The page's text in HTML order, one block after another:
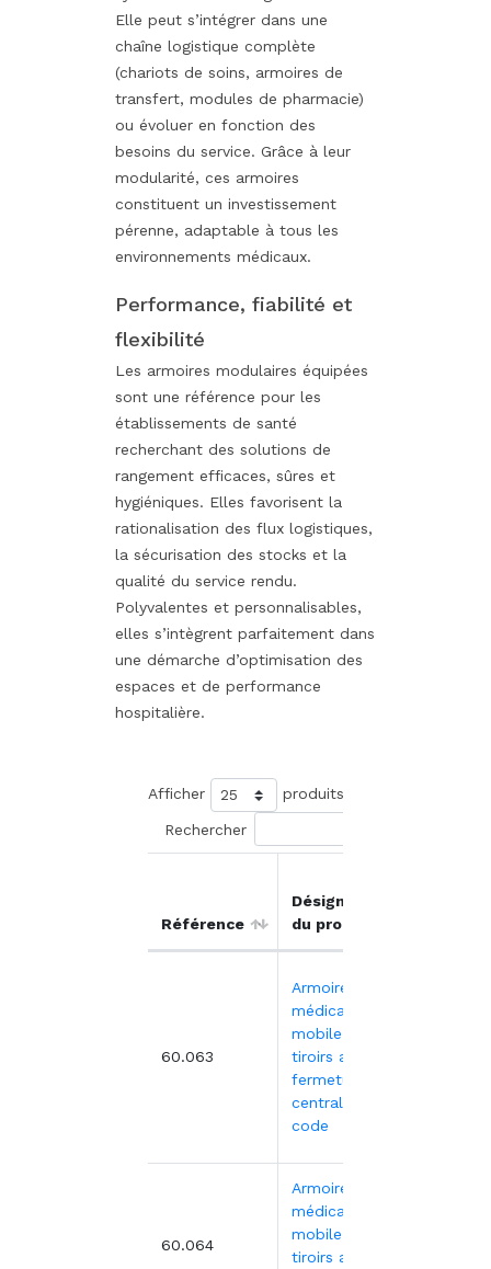
Elle peut s’intégrer dans une
chaîne logistique complète
(chariots de soins, armoires de
transfert, modules de pharmacie)
ou évoluer en fonction des
besoins du service. Grâce à leur
modularité, ces armoires
constituent un investissement
pérenne, adaptable à tous les
environnements médicaux.
Performance, fiabilité et
flexibilité
Les armoires modulaires équipées
sont une référence pour les
établissements de santé
recherchant des solutions de
rangement efficaces, sûres et
hygiéniques. Elles favorisent la
rationalisation des flux logistiques,
la sécurisation des stocks et la
qualité du service rendu.
Polyvalentes et personnalisables,
elles s’intègrent parfaitement dans
une démarche d’optimisation des
espaces et de performance
hospitalière.
Afficher produits
Rechercher
Référence
Désignation
du produit
60.063
Armoire
médicale
mobile à 9
tiroirs avec
fermeture
centralisée à
code
60.064
Armoire
médicale
mobile 13
tiroirs avec